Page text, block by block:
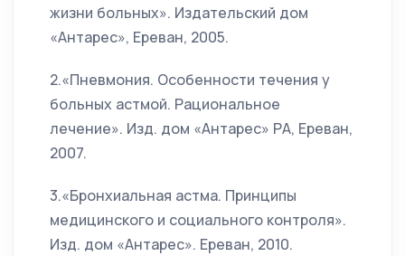
жизни больных». Издательский дом
«Антарес», Ереван, 2005.
2.«Пневмония. Особенности течения у
больных астмой. Рациональное
лечение». Изд. дом «Антарес» РА, Ереван,
2007.
3.«Бронхиальная астма. Принципы
медицинского и социального контроля».
Изд. дом «Антарес». Ереван, 2010.